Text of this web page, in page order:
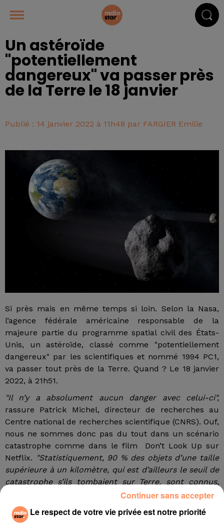
Un astéroïde
"potentiellement
dangereux" va passer près
de la Terre le 18 janvier
Publié : 14 janvier 2022 à 11h48 par FARGIER Emilie
Si près mais en même temps si loin. Selon la Nasa,
l’agence fédérale américaine responsable de la
majeure partie du programme spatial civil des États-
Unis, un astéroïde, classé comme "potentiellement
dangereux" par les scientifiques et nommé 1994 PC1,
va passer tout près de la Terre. Quand ? Le 18 janvier
2022, à 21h51.
"Il n’y a absolument aucun danger avec celui-ci",
rassure Patrick Michel, directeur de recherches au
Centre national de recherches scientifique (CNRS). Ouf,
nous ne sommes donc pas du tout dans un scénario
catastrophe comme dans le film Don’t Look Up sur
Netflix. "Statistiquement, 90 % des objets d’une taille
supérieure à un kilomètre, qui est d’ailleurs le seuil de
catastrophe s’ils tombaient sur Terre, sont connus,
poursuit le spécialiste. À ce jour, la communauté
scientifique en a recensé près de 25 000."
Avec un peu plus d’un kilomètre de diamètre,
Le respect de votre vie privée est notre priorité
Continuer sans accepter